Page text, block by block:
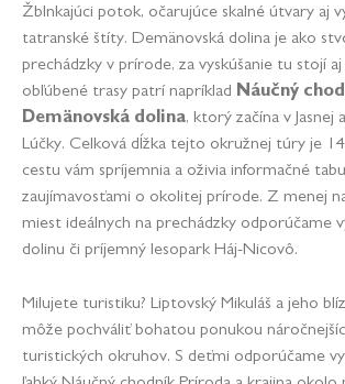
Žblnkajúci potok, očarujúce skalné útvary aj
tatranské štíty. Demänovská dolina je ako
prechádzky v prírode, za vyskúšanie tu stojí
obľúbené trasy patrí napríklad Náučný
Demänovská dolina, ktorý začína v Jasnej
Lúčky. Celková dĺžka tejto okružnej túry je
cestu vám spríjemnia a oživia informačné
zaujímavosťami o okolitej prírode. Z menej
miest ideálnych na prechádzky odporúčame
dolinu či príjemný lesopark Háj-Nicovô.
Milujete turistiku? Liptovský Mikuláš a jeho
môže pochváliť bohatou ponukou
turistických okruhov. S deťmi odporúčame